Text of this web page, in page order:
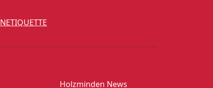
NETIQUETTE
Holzminden News